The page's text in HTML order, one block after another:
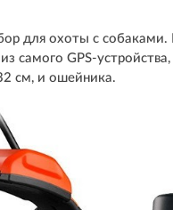
для охоты с собаками.
самого GPS-
см, и ошейника.